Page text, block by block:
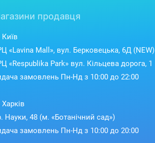
продавця
«Lavina Mall», вул. Берковецька, 6Д (NEW)
«Respublika Park» вул. Кільцева дорога, 1
замовлень Пн-Нд з 10:00 до 22:00
Науки, 48 (м. «Ботанічний сад»)
замовлень Пн-Нд з 10:00 до 20:00